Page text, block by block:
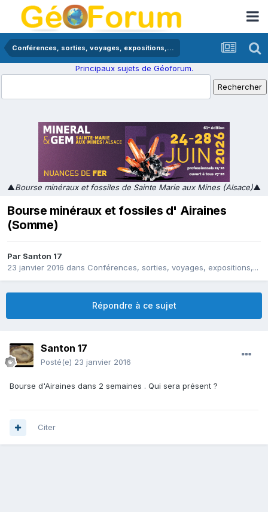
Conférences, sorties, voyages, expositions,...
Principaux sujets de Géoforum.
▲Bourse minéraux et fossiles de Sainte Marie aux Mines (Alsace)▲
Bourse minéraux et fossiles d' Airaines
(Somme)
Par Santon 17
23 janvier 2016 dans Conférences, sorties, voyages, expositions,...
Répondre à ce sujet
Santon 17
Posté(e) 23 janvier 2016
Bourse d'Airaines dans 2 semaines . Qui sera présent ?
Citer